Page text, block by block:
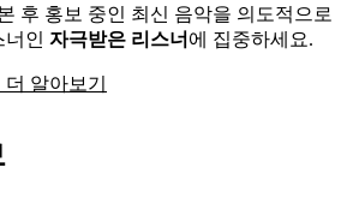
후 홍보 중인 최신 음악을 의도적으로
너인 자극받은 리스너 에 집중하세요.
알아보기